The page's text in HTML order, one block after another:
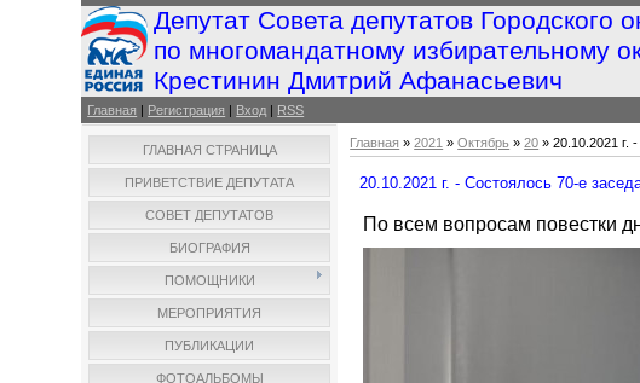
Депутат Совета депутатов Городского
по многомандатному избирательному
Крестинин Дмитрий Афанасьевич
Главная | Регистрация | Вход | RSS
ГЛАВНАЯ СТРАНИЦА
ПРИВЕТСТВИЕ ДЕПУТАТА
СОВЕТ ДЕПУТАТОВ
БИОГРАФИЯ
ПОМОЩНИКИ
МЕРОПРИЯТИЯ
ПУБЛИКАЦИИ
ФОТОАЛЬБОМЫ
Главная »2021 » Октябрь » 20 » 20.10.2021 г.
20.10.2021 г. - Состоялось 70-е
По всем вопросам повестки